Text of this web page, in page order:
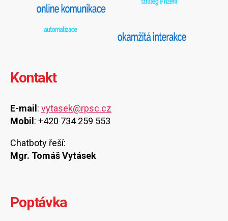
Kontakt
E-mail : vytasek@rpsc.cz
Mobil : +420 734 259 553
Chatboty řeší:
Mgr. Tomáš Vytásek
Poptávka